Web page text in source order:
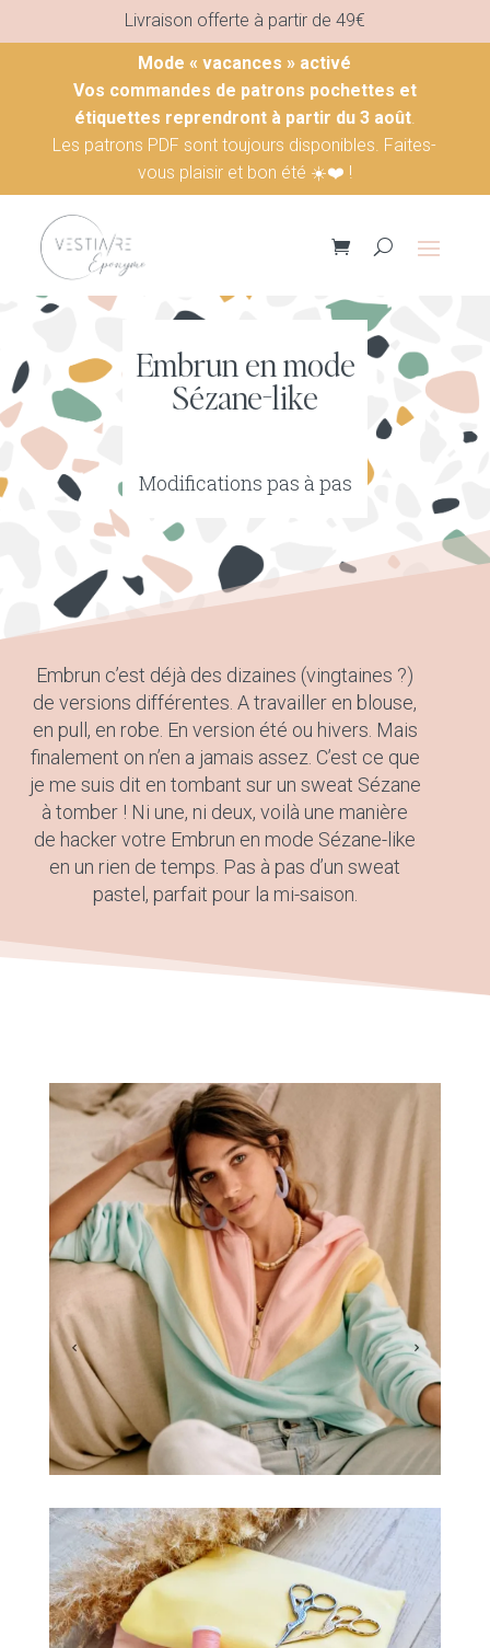
Livraison offerte à partir de 49€
Mode « vacances » activé
Vos commandes de patrons pochettes et
étiquettes reprendront à partir du 3 août.
Les patrons PDF sont toujours disponibles. Faites-
vous plaisir et bon été ☀️​❤️​ !
Embrun en mode
Sézane-like
Modifications pas à pas
Embrun c’est déjà des dizaines (vingtaines ?)
de versions différentes. A travailler en blouse,
en pull, en robe. En version été ou hivers. Mais
finalement on n’en a jamais assez. C’est ce que
je me suis dit en tombant sur un sweat Sézane
à tomber ! Ni une, ni deux, voilà une manière
de hacker votre Embrun en mode Sézane-like
en un rien de temps. Pas à pas d’un sweat
pastel, parfait pour la mi-saison.